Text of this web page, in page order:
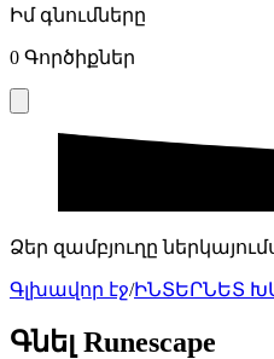
Իմ գնումները
0 Գործիքներ
Ձեր զամբյուղը
Գլխավոր էջ/ԻՆՏԵՐՆԵՏ
Գնել Runescape